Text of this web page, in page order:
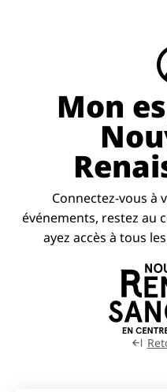
Mon
Connectez-vous à
événements, restez au
ayez accès à tous